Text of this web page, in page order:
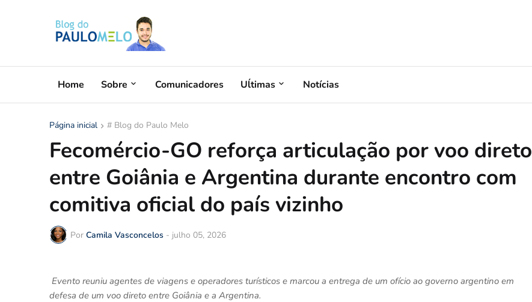
Home Sobre Comunicadores Uĺtimas Notícias
Página inicial # Blog do Paulo Melo
Fecomércio-GO reforça articulação por voo direto
entre Goiânia e Argentina durante encontro com
comitiva oficial do país vizinho
Por Camila Vasconcelos - julho 05, 2026
Evento reuniu agentes de viagens e operadores turísticos e marcou a entrega de um ofício ao governo argentino em
defesa de um voo direto entre Goiânia e a Argentina.